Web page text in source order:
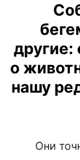
о
нашу
Они